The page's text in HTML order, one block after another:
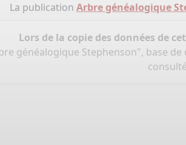
La publicationArbre généalogique
Lors de la copie des données de
généalogique Stephenson", base de